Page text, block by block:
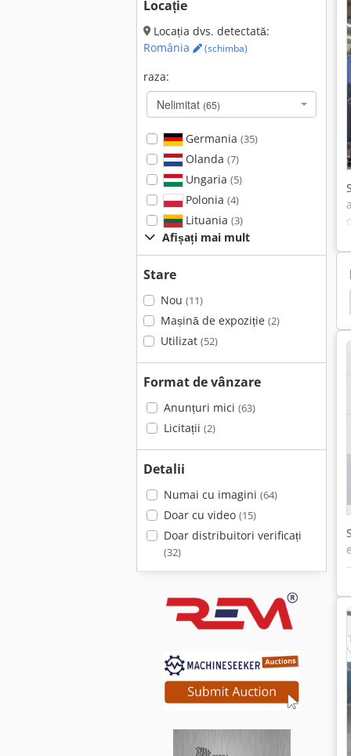
Locație
Locația dvs. detectată:
România
(schimba)
raza:
Nelimitat (65)
Germania (35)
Olanda (7)
Ungaria (5)
Polonia (4)
Lituania (3)
Afișați mai mult
Stare
Nou (11)
Mașină de expoziție (2)
Utilizat (52)
Format de vânzare
Anunțuri mici (63)
Licitații (2)
Detalii
Numai cu imagini (64)
Doar cu video (15)
Doar distribuitori verificați
(32)
Trumpf Truarc Weld 1000